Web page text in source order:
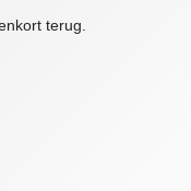
terug.